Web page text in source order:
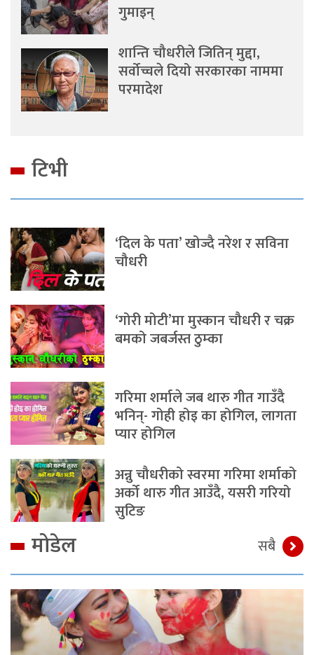
गुमाइन्
शान्ति चौधरीले जितिन् मुद्दा,
सर्वोच्चले दियो सरकारका नाममा
परमादेश
टिभी
‘दिल के पता’ खोज्दै नरेश र सविना
चौधरी
‘गोरी मोटी’मा मुस्कान चौधरी र चक्र
बमको जबर्जस्त ठुम्का
गरिमा शर्माले जब थारु गीत गाउँदै
भनिन्- गोही होइ का होगिल, लागता
प्यार होगिल
अन्नु चौधरीको स्वरमा गरिमा शर्माको
अर्को थारु गीत आउँदै, यसरी गरियो
सुटिङ
मोडेल सबै